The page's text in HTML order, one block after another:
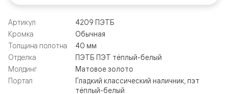
Артикул
4209 ПЭТБ
Кромка
Обычная
Толщина полотна
40 мм
Отделка
ПЭТБ ПЭТ тёплый-белый
Молдинг
Матовое золото
Портал
Гладкий классический наличник, пэт
тёплый-белый